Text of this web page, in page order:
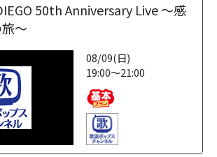
50th Anniversary Live ～感
～
08/09(日)
19:00～21:00